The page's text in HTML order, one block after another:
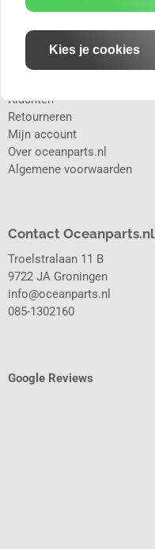
Home
Reviews
Veilig betalen
Klachten
Retourneren
Mijn account
Over oceanparts.nl
Algemene voorwaarden
Contact Oceanparts.nl
Troelstralaan 11 B
9722 JA Groningen
info@oceanparts.nl
085-1302160
Google Reviews
Kies je cookies